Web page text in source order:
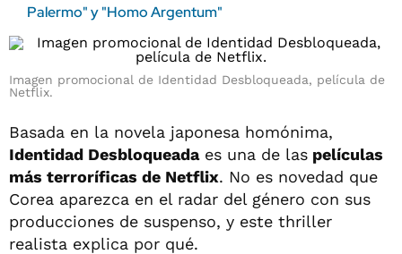
Palermo" y "Homo Argentum"
Imagen promocional de Identidad Desbloqueada, película de
Netflix.
Basada en la novela japonesa homónima,
Identidad Desbloqueadaes una de las películas
más terroríficas de Netflix. No es novedad que
Corea aparezca en el radar del género con sus
producciones de suspenso, y este thriller
realista explica por qué.